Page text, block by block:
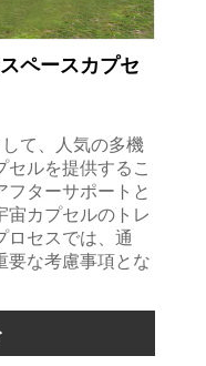
ペースカプセ
て、人気の多機
ルを提供するこ
フターサポートと
カプセルのトレ
ロセスでは、通
要な考慮事項とな